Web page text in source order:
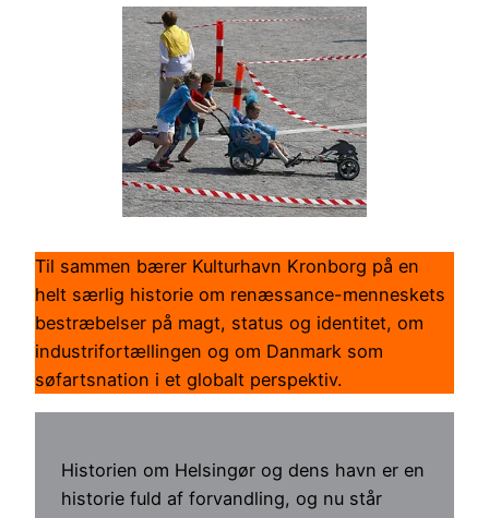
Til sammen bærer Kulturhavn Kronborg på en
helt særlig historie om renæssance-menneskets
bestræbelser på magt, status og identitet, om
industrifortællingen og om Danmark som
søfartsnation i et globalt perspektiv.
Historien om Helsingør og dens havn er en
historie fuld af forvandling, og nu står